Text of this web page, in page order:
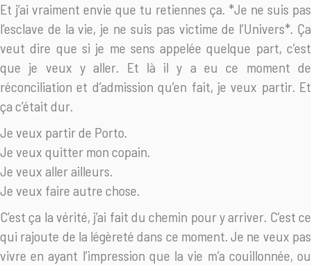
Et j’ai vraiment envie que tu retiennes ça. *Je ne suis pas
l’esclave de la vie, je ne suis pas victime de l’Univers*. Ça
veut dire que si je me sens appelée quelque part, c’est
que je veux y aller. Et là il y a eu ce moment de
réconciliation et d’admission qu’en fait, je veux partir. Et
ça c’était dur.
Je veux partir de Porto.
Je veux quitter mon copain.
Je veux aller ailleurs.
Je veux faire autre chose.
C’est ça la vérité, j’ai fait du chemin pour y arriver. C’est ce
qui rajoute de la légèreté dans ce moment. Je ne veux pas
vivre en ayant l’impression que la vie m’a couillonnée, ou